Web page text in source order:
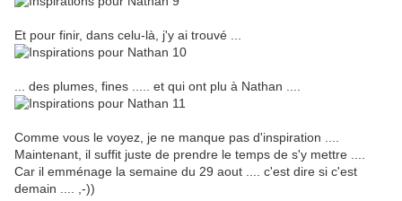
Et pour finir, dans celu-là, j'y ai trouvé ...
... des plumes, fines ..... et qui ont plu à Nathan ....
Comme vous le voyez, je ne manque pas d'inspiration ....
Maintenant, il suffit juste de prendre le temps de s'y mettre ....
Car il emménage la semaine du 29 aout .... c'est dire si c'est
demain .... ,-))